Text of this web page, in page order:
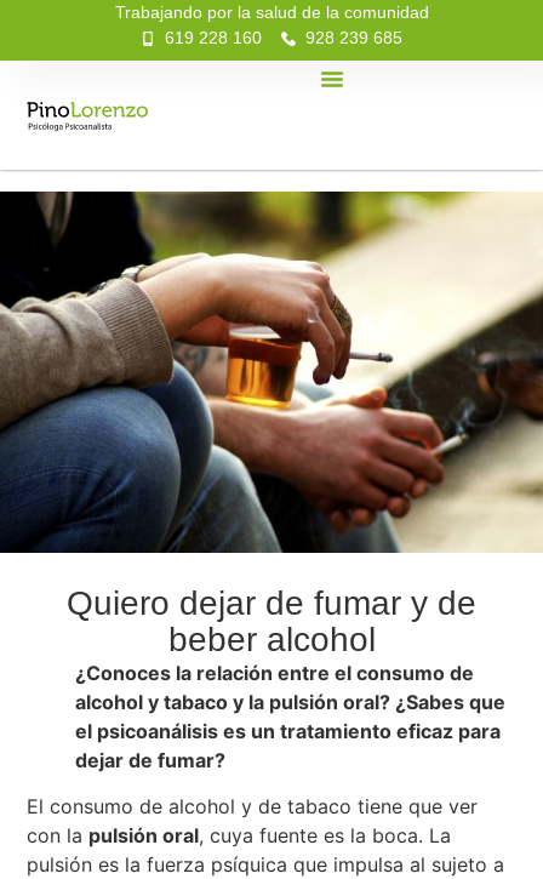
Trabajando por la salud de la comunidad
619 228 160
928 239 685
Quiero dejar de fumar y de
beber alcohol
¿Conoces la relación entre el consumo de
alcohol y tabaco y la pulsión oral? ¿Sabes que
el psicoanálisis es un tratamiento eficaz para
dejar de fumar?
El consumo de alcohol y de tabaco tiene que ver
con la pulsión oral, cuya fuente es la boca. La
pulsión es la fuerza psíquica que impulsa al sujeto a